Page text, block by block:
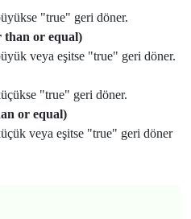
"true" geri döner.
than or equal)
veya eşitse "true" geri döner.
"true" geri döner.
or equal)
veya eşitse "true" geri döner